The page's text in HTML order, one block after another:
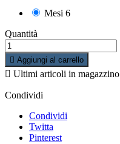
Mesi 6
Quantità
 Aggiungi al carrello
 Ultimi articoli in magazzino
Condividi
Condividi
Twitta
Pinterest